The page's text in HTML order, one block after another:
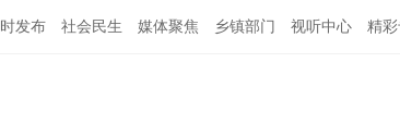
发布 社会民生 媒体聚焦 乡镇部门 视听中心 精